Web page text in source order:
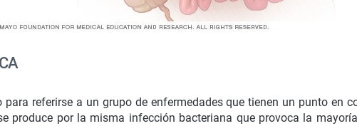
referirse a un grupo de enfermedades que tienen un punto en
produce por la misma infección bacteriana que provoca la